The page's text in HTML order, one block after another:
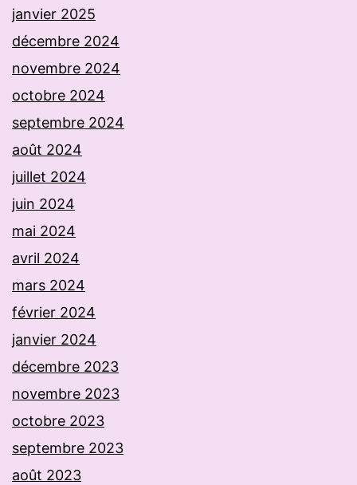
janvier 2025
décembre 2024
novembre 2024
octobre 2024
septembre 2024
août 2024
juillet 2024
juin 2024
mai 2024
avril 2024
mars 2024
février 2024
janvier 2024
décembre 2023
novembre 2023
octobre 2023
septembre 2023
août 2023